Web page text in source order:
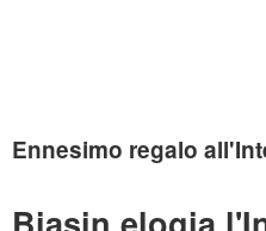
Ennesimo regalo